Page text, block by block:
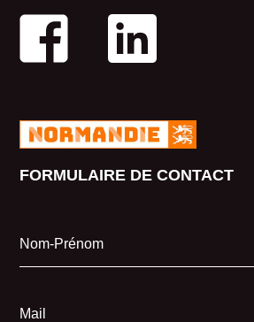
FORMULAIRE DE CONTACT
Nom-Prénom
Mail